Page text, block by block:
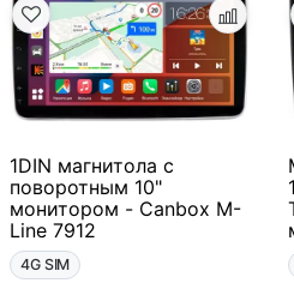
1DIN магнитола с
поворотным 10"
монитором - Canbox M-
Line 7912
4G SIM